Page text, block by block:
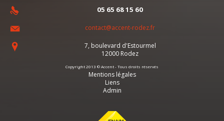
05 65 68 15 60
contact@accent-rodez.fr
7, boulevard d'Estourmel
12000 Rodez
Copyright 2013 © Accent - Tous droits réservés
Mentions légales
Liens
Admin